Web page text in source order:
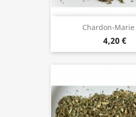
Chardon-Marie
4,20 €